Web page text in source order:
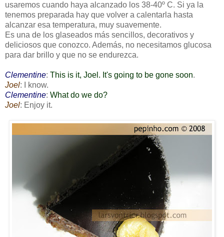
usaremos cuando haya alcanzado los 38-40º C. Si ya la
tenemos preparada hay que volver a calentarla hasta
alcanzar esa temperatura, muy suavemente.
Es una de los glaseados más sencillos, decorativos y
deliciosos que conozco. Además, no necesitamos glucosa
para dar brillo y que no se endurezca.
Clementine: This is it, Joel. It's going to be gone soon.
Joel: I know.
Clementine: What do we do?
Joel: Enjoy it.